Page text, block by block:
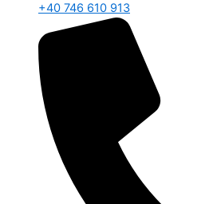
+40 746 610 913